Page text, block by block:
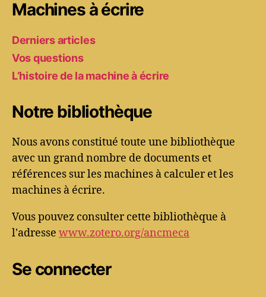
Machines à écrire
Derniers articles
Vos questions
L’histoire de la machine à écrire
Notre bibliothèque
Nous avons constitué toute une bibliothèque
avec un grand nombre de documents et
références sur les machines à calculer et les
machines à écrire.
Vous pouvez consulter cette bibliothèque à
l'adresse www.zotero.org/ancmeca
Se connecter